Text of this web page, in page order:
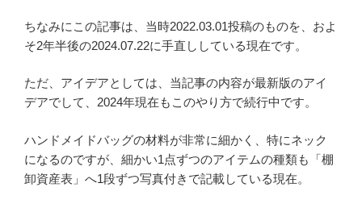
ちなみにこの記事は、当時2022.03.01投稿のものを、およ
そ2年半後の2024.07.22に手直ししている現在です。
ただ、アイデアとしては、当記事の内容が最新版のアイ
デアでして、2024年現在もこのやり方で続行中です。
ハンドメイドバッグの材料が非常に細かく、特にネック
になるのですが、細かい1点ずつのアイテムの種類も「棚
卸資産表」へ1段ずつ写真付きで記載している現在。